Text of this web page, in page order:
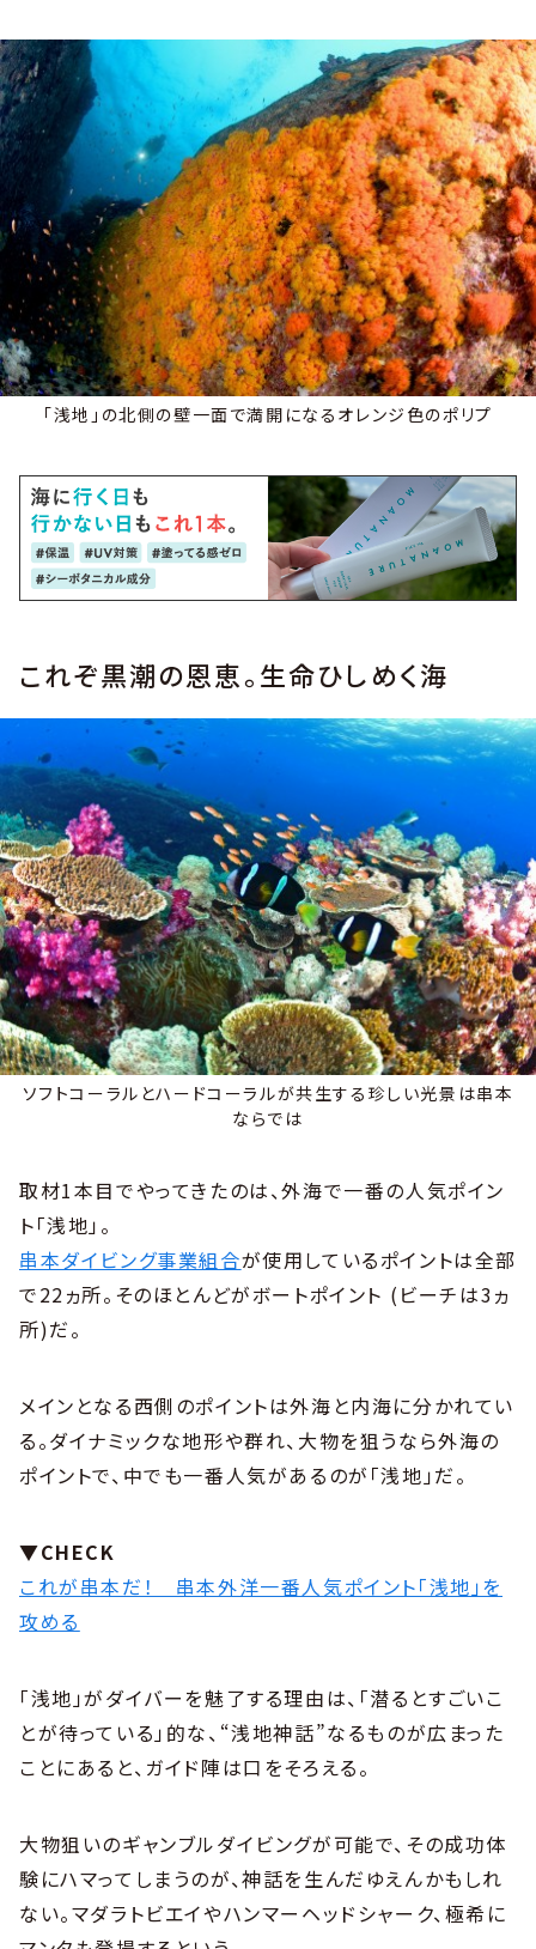
「浅地」の北側の壁一面で満開になるオレンジ色のポリプ
これぞ黒潮の恩恵。生命ひしめく海
ソフトコーラルとハードコーラルが共生する珍しい光景は串本
ならでは
取材1本目でやってきたのは、外海で一番の人気ポイン
ト「浅地」。
串本ダイビング事業組合が使用しているポイントは全部
で22ヵ所。そのほとんどがボートポイント (ビーチは3ヵ
所)だ。
メインとなる西側のポイントは外海と内海に分かれてい
る。ダイナミックな地形や群れ、大物を狙うなら外海の
ポイントで、中でも一番人気があるのが「浅地」だ。
▼CHECK
これが串本だ！ 串本外洋一番人気ポイント「浅地」を
攻める
「浅地」がダイバーを魅了する理由は、「潜るとすごいこ
とが待っている」的な、“浅地神話”なるものが広まった
ことにあると、ガイド陣は口をそろえる。
大物狙いのギャンブルダイビングが可能で、その成功体
験にハマってしまうのが、神話を生んだゆえんかもしれ
ない。マダラトビエイやハンマーヘッドシャーク、極希に